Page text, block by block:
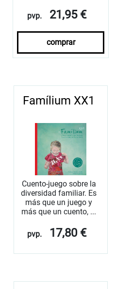
pvp. 21,95 €
comprar
Famílium XX1
Cuento-juego sobre la
diversidad familiar. Es
más que un juego y
más que un cuento, ...
pvp. 17,80 €